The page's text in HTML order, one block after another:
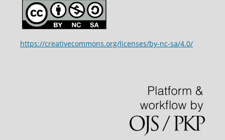
https://creativecommons.org/licenses/by-nc-sa/4.0/